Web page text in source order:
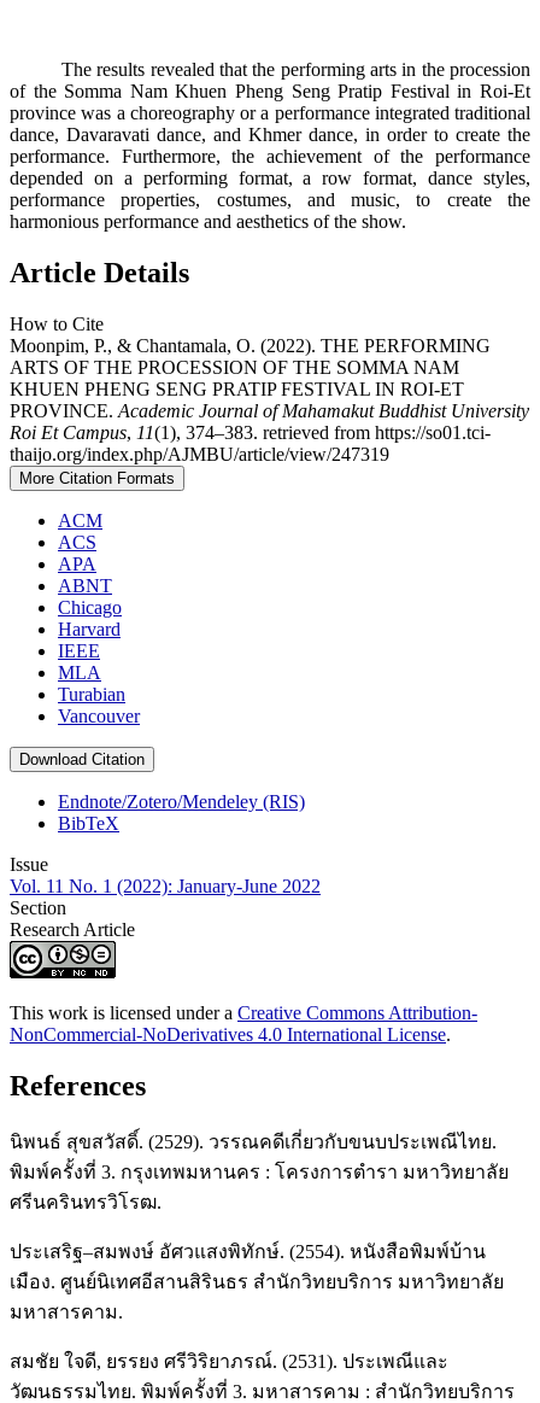
The results revealed that the performing arts in the procession
of the Somma Nam Khuen Pheng Seng Pratip Festival in Roi-Et
province was a choreography or a performance integrated traditional
dance, Davaravati dance, and Khmer dance, in order to create the
performance. Furthermore, the achievement of the performance
depended on a performing format, a row format, dance styles,
performance properties, costumes, and music, to create the
harmonious performance and aesthetics of the show.
Article Details
How to Cite
Moonpim, P., & Chantamala, O. (2022). THE PERFORMING
ARTS OF THE PROCESSION OF THE SOMMA NAM
KHUEN PHENG SENG PRATIP FESTIVAL IN ROI-ET
PROVINCE. Academic Journal of Mahamakut Buddhist University
Roi Et Campus, 11(1), 374–383. retrieved from https://so01.tci-
thaijo.org/index.php/AJMBU/article/view/247319
More Citation Formats
ACM
ACS
APA
ABNT
Chicago
Harvard
IEEE
MLA
Turabian
Vancouver
Download Citation
Endnote/Zotero/Mendeley (RIS)
BibTeX
Issue
Vol. 11 No. 1 (2022): January-June 2022
Section
Research Article
This work is licensed under a Creative Commons Attribution-
NonCommercial-NoDerivatives 4.0 International License.
References
นิพนธ์ สุขสวัสดิ์. (2529). วรรณคดีเกี่ยวกับขนบประเพณีไทย.
พิมพ์ครั้งที่ 3. กรุงเทพมหานคร : โครงการตำรา มหาวิทยาลัย
ศรีนครินทรวิโรฒ.
ประเสริฐ–สมพงษ์ อัศวแสงพิทักษ์. (2554). หนังสือพิมพ์บ้าน
เมือง. ศูนย์นิเทศอีสานสิรินธร สำนักวิทยบริการ มหาวิทยาลัย
มหาสารคาม.
สมชัย ใจดี, ยรรยง ศรีวิริยาภรณ์. (2531). ประเพณีและ
วัฒนธรรมไทย. พิมพ์ครั้งที่ 3. มหาสารคาม : สำนักวิทยบริการ